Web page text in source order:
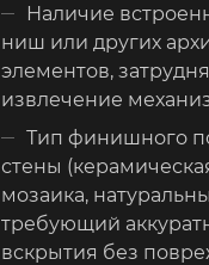
Наличие
ниш или других
элементов,
извлечение
Тип финишного
стены
мозаика,
требующий
вскрытия без